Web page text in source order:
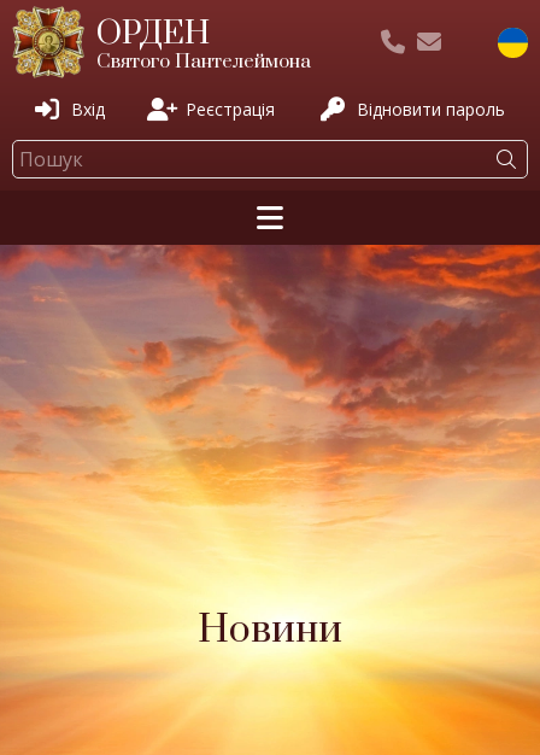
ОРДЕН
Святого Пантелеймона
Вхід Реєстрація Відновити пароль
Новини